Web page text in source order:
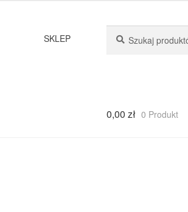
SKLEP
0,00 zł 0 Produkt